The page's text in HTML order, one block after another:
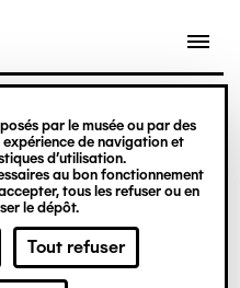
par le musée ou par des
de navigation et
d’utilisation.
au bon fonctionnement
tous les refuser ou en
le dépôt.
Tout refuser